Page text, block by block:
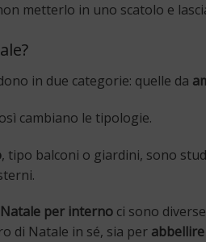
metterlo in uno scatolo e
in due categorie: quelle da
cambiano le tipologie.
, tipo balconi o giardini, sono
per interno ci sono
di Natale in sé, sia per